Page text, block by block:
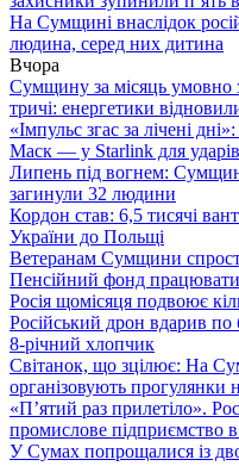
На Сумщині внаслідок
людина, серед них дитина
Вчора
Сумщину за місяць умовно
тричі: енергетики
«Імпульс згас за лічені
Маск — у Starlink для
Липень під вогнем:
загинули 32 людини
Кордон став: 6,5 тисячі
України до Польщі
Ветеранам Сумщини
Пенсійний фонд
Росія щомісяця подвоює
Російський дрон вдарив по
8-річний хлопчик
Світанок, що зцілює: На
організовують прогулянки
«П’ятий раз прилетіло».
промислове підприємство
У Сумах попрощалися із